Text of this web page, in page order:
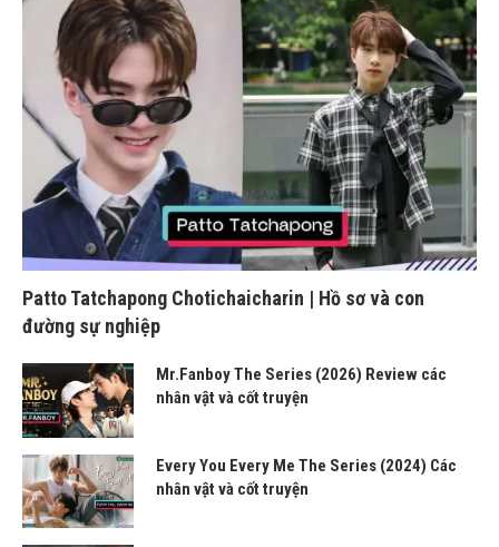
Patto Tatchapong Chotichaicharin | Hồ sơ và con
đường sự nghiệp
Mr.Fanboy The Series (2026) Review các
nhân vật và cốt truyện
Every You Every Me The Series (2024) Các
nhân vật và cốt truyện